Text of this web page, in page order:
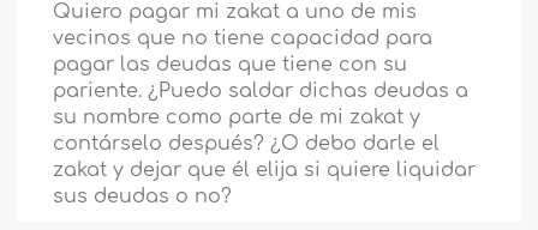
Quiero pagar mi zakat a uno de mis
vecinos que no tiene capacidad para
pagar las deudas que tiene con su
pariente. ¿Puedo saldar dichas deudas a
su nombre como parte de mi zakat y
contárselo después? ¿O debo darle el
zakat y dejar que él elija si quiere liquidar
sus deudas o no?